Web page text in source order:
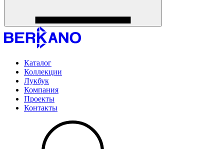
Каталог
Коллекции
Лукбук
Компания
Проекты
Контакты